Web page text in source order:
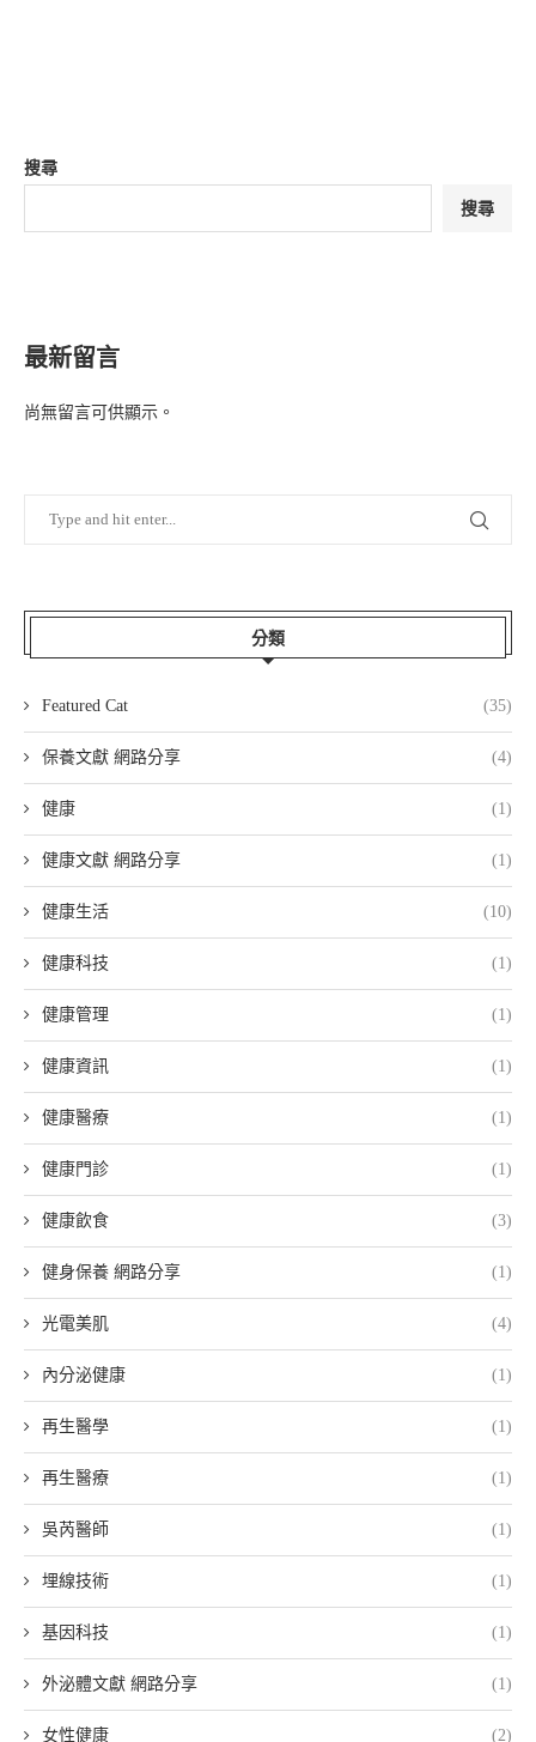
搜尋
搜尋
最新留言
尚無留言可供顯示。
分類
Featured Cat (35)
保養文獻 網路分享 (4)
健康 (1)
健康文獻 網路分享 (1)
健康生活 (10)
健康科技 (1)
健康管理 (1)
健康資訊 (1)
健康醫療 (1)
健康門診 (1)
健康飲食 (3)
健身保養 網路分享 (1)
光電美肌 (4)
內分泌健康 (1)
再生醫學 (1)
再生醫療 (1)
吳芮醫師 (1)
埋線技術 (1)
基因科技 (1)
外泌體文獻 網路分享 (1)
女性健康 (2)